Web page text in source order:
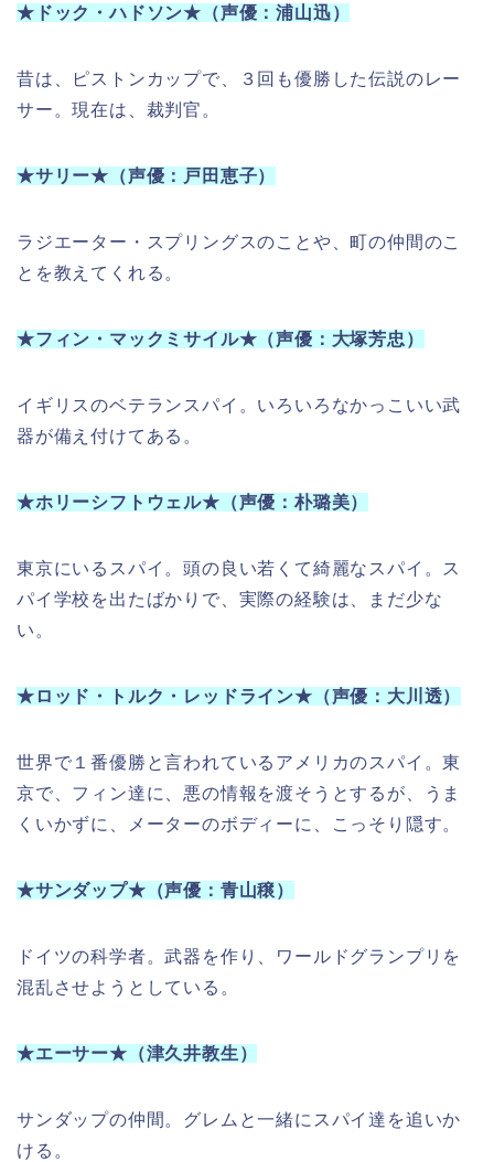
★ドック・ハドソン★（声優：浦山迅）
昔は、ピストンカップで、３回も優勝した伝説のレー
サー。現在は、裁判官。
★サリー★（声優：戸田恵子）
ラジエーター・スプリングスのことや、町の仲間のこ
とを教えてくれる。
★フィン・マックミサイル★（声優：大塚芳忠）
イギリスのベテランスパイ。いろいろなかっこいい武
器が備え付けてある。
★ホリーシフトウェル★（声優：朴璐美）
東京にいるスパイ。頭の良い若くて綺麗なスパイ。ス
パイ学校を出たばかりで、実際の経験は、まだ少な
い。
★ロッド・トルク・レッドライン★（声優：大川透）
世界で１番優勝と言われているアメリカのスパイ。東
京で、フィン達に、悪の情報を渡そうとするが、うま
くいかずに、メーターのボディーに、こっそり隠す。
★サンダップ★（声優：青山穣）
ドイツの科学者。武器を作り、ワールドグランプリを
混乱させようとしている。
★エーサー★（津久井教生）
サンダップの仲間。グレムと一緒にスパイ達を追いか
ける。